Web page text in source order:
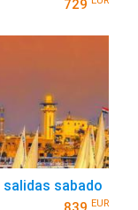
729
salidas sabado
EUR